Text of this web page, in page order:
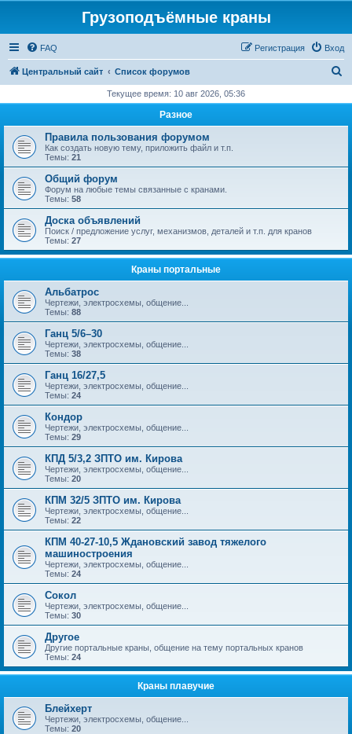
Грузоподъёмные краны
FAQ Вход
Регистрация
Центральный сайт Список форумов
с
Текущее время: 10 авг 2026, 05:36
Разное
Правила пользования форумом
Как создать новую тему, приложить файл и т.п.
Темы: 21
Общий форум
Форум на любые темы связанные с кранами.
Темы: 58
Доска объявлений
Поиск / предложение услуг, механизмов, деталей и т.п. для кранов
Темы: 27
Краны портальные
Альбатрос
Чертежи, электросхемы, общение...
Темы: 88
Ганц 5/6–30
Чертежи, электросхемы, общение...
Темы: 38
Ганц 16/27,5
Чертежи, электросхемы, общение...
Темы: 24
Кондор
Чертежи, электросхемы, общение...
Темы: 29
КПД 5/3,2 ЗПТО им. Кирова
Чертежи, электросхемы, общение...
Темы: 20
КПМ 32/5 ЗПТО им. Кирова
Чертежи, электросхемы, общение...
Темы: 22
КПМ 40-27-10,5 Ждановский завод тяжелого
машиностроения
Чертежи, электросхемы, общение...
Темы: 24
Сокол
Чертежи, электросхемы, общение...
Темы: 30
Другое
Другие портальные краны, общение на тему портальных кранов
Темы: 24
Краны плавучие
Блейхерт
Чертежи, электросхемы, общение...
Темы: 20